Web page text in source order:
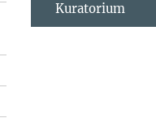
Kuratorium